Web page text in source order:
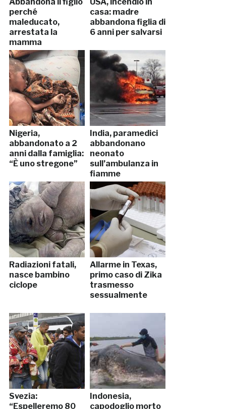
perché
maleducato,
arrestata la
mamma
casa: madre
abbandona figlia di
6 anni per salvarsi
Nigeria,
abbandonato a 2
anni dalla famiglia:
“È uno stregone”
India, paramedici
abbandonano
neonato
sull’ambulanza in
fiamme
Radiazioni fatali,
nasce bambino
ciclope
Allarme in Texas,
primo caso di Zika
trasmesso
sessualmente
Svezia:
“Espelleremo 80
Indonesia,
capodoglio morto